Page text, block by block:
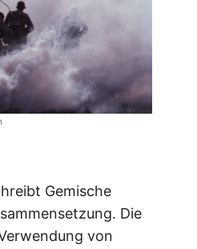
Gemische
Die
von